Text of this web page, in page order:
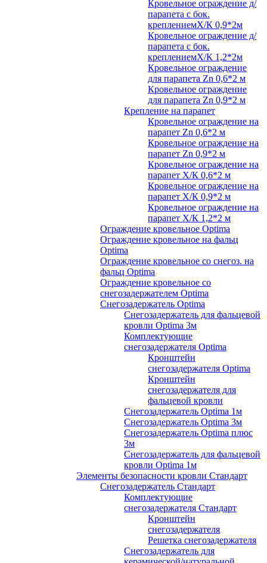
Кровельное ограждение д/
парапета с бок.
креплениемХ/К 0,9*2м
Кровельное ограждение д/
парапета с бок.
креплениемХ/К 1,2*2м
Кровельное ограждение
для парапета Zn 0,6*2 м
Кровельное ограждение
для парапета Zn 0,9*2 м
Крепление на парапет
Кровельное ограждение на
парапет Zn 0,6*2 м
Кровельное ограждение на
парапет Zn 0,9*2 м
Кровельное ограждение на
парапет Х/К 0,6*2 м
Кровельное ограждение на
парапет Х/К 0,9*2 м
Кровельное ограждение на
парапет Х/К 1,2*2 м
Ограждение кровельное Optima
Ограждение кровельное на фальц
Optima
Ограждение кровельное со снегоз. на
фальц Optima
Ограждение кровельное со
снегозадержателем Optima
Снегозадержатель Optima
Снегозадержатель для фальцевой
кровли Optima 3м
Комплектующие
снегозадержателя Optima
Кронштейн
снегозадержателя Optima
Кронштейн
снегозадержателя для
фальцевой кровли
Снегозадержатель Optima 1м
Снегозадержатель Optima 3м
Снегозадержатель Optima плюс
3м
Снегозадержатель для фальцевой
кровли Optima 1м
Элементы безопасности кровли Стандарт
Снегозадержатель Стандарт
Комплектующие
снегозадержателя Стандарт
Кронштейн
снегозадержателя
Решетка снегозадержателя
Снегозадержатель для